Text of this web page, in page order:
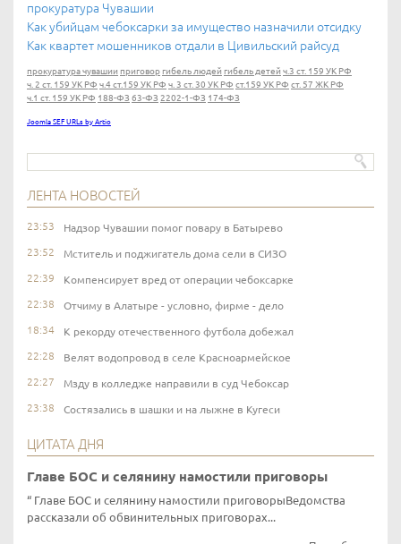
прокуратура Чувашии
Как убийцам чебоксарки за имущество назначили отсидку
Как квартет мошенников отдали в Цивильский райсуд
прокуратура чувашии приговоргибель людей гибель детей ч.3 ст. 159 УК РФ
ч. 2 ст. 159 УК РФ ч.4 ст.159 УК РФ ч. 3 ст. 30 УК РФ ст.159 УК РФ ст. 57 ЖК РФ
ч.1 ст. 159 УК РФ 188-ФЗ 63-ФЗ 2202-1-ФЗ 174-ФЗ
Joomla SEF URLs by Artio
ЛЕНТА НОВОСТЕЙ
23:53 Надзор Чувашии помог повару в Батырево
23:52 Мститель и поджигатель дома сели в СИЗО
22:39 Компенсирует вред от операции чебоксарке
22:38 Отчиму в Алатыре - условно, фирме - дело
18:34 К рекорду отечественного футбола добежал
22:28 Велят водопровод в селе Красноармейское
22:27 Мзду в колледже направили в суд Чебоксар
23:38 Состязались в шашки и на лыжне в Кугеси
ЦИТАТА ДНЯ
Главе БОС и селянину намостили приговоры
Главе БОС и селянину намостили приговорыВедомства
рассказали об обвинительных приговорах...